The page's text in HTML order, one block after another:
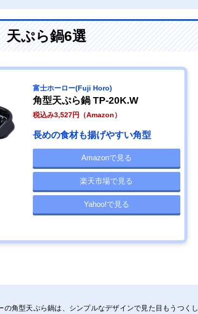
天ぷら鍋6選
‎富士ホーロー(Fuji Horo)
角型天ぷら鍋 TP-20K.W
税込み3,527円（Amazon）
長めの食材も揚げやすい角型
Amazonで見る
楽天市場で見る
Yahoo!で見る
角型天ぷら鍋は、シンプルなデザインで見た目もうつくし